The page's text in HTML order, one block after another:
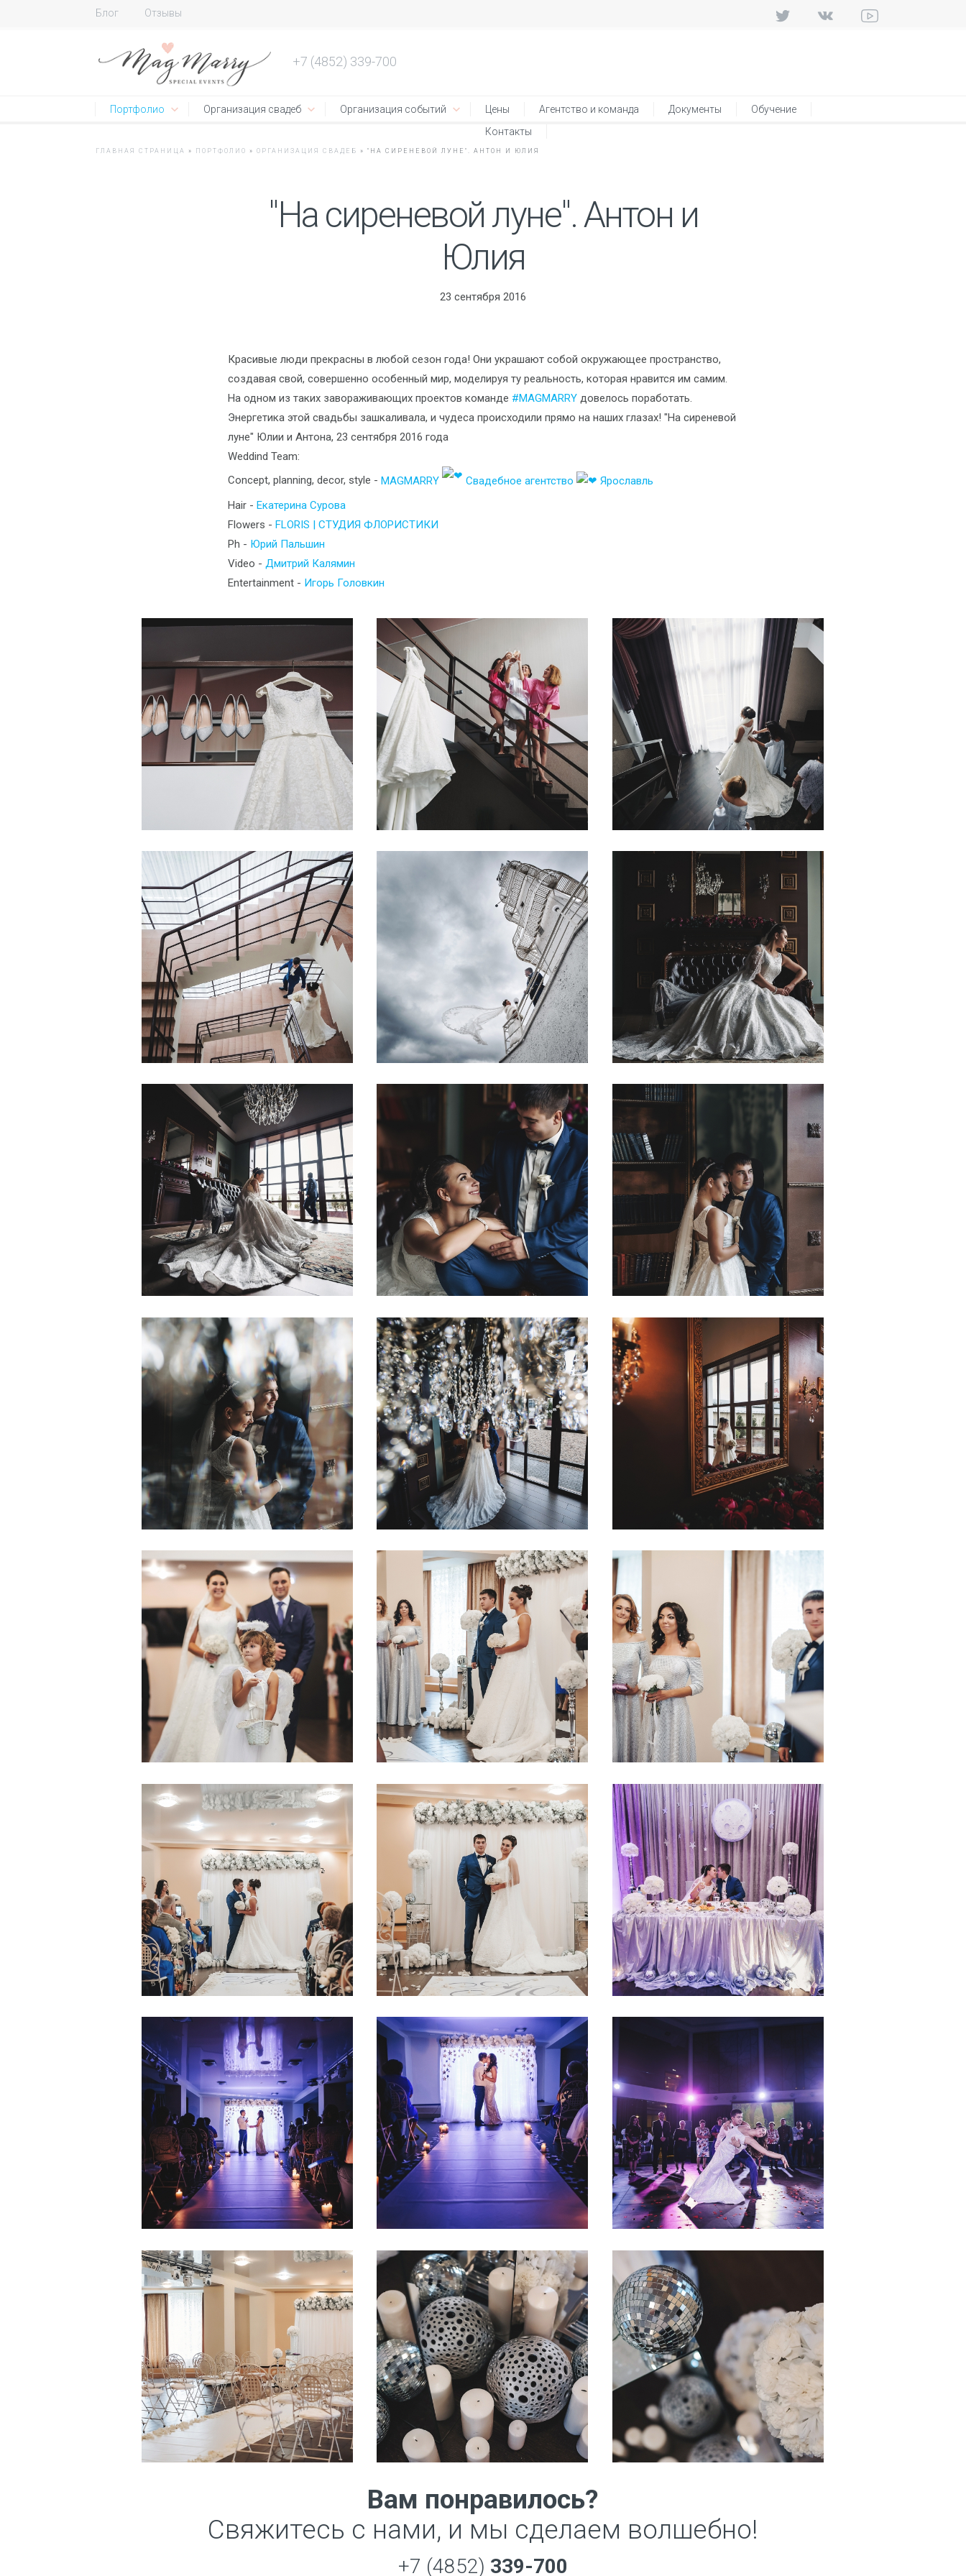
Блог Отзывы
+7 (4852) 339-700
Портфолио Организация свадеб Организация событий Цены Агентство и команда Документы
Обучение
Контакты
ГЛАВНАЯ СТРАНИЦА » ПОРТФОЛИО » ОРГАНИЗАЦИЯ СВАДЕБ » "НА СИРЕНЕВОЙ ЛУНЕ". АНТОН И ЮЛИЯ
"На сиреневой луне". Антон и
Юлия
23 сентября 2016
Красивые люди прекрасны в любой сезон года! Они украшают собой окружающее пространство,
создавая свой, совершенно особенный мир, моделируя ту реальность, которая нравится им самим.
На одном из таких завораживающих проектов команде #MAGMARRY довелось поработать.
Энергетика этой свадьбы зашкаливала, и чудеса происходили прямо на наших глазах! "На сиреневой
луне" Юлии и Антона, 23 сентября 2016 года
Weddind Team:
Concept, planning, decor, style - MAGMARRY Свадебное агентство
Ярославль
Hair - Екатерина Сурова
Flowers - FLORIS | СТУДИЯ ФЛОРИСТИКИ
Ph - Юрий Пальшин
Video - Дмитрий Калямин
Entertainment - Игорь Головкин
Вам понравилось?
Свяжитесь с нами, и мы сделаем волшебно!
+7 (4852) 339-700